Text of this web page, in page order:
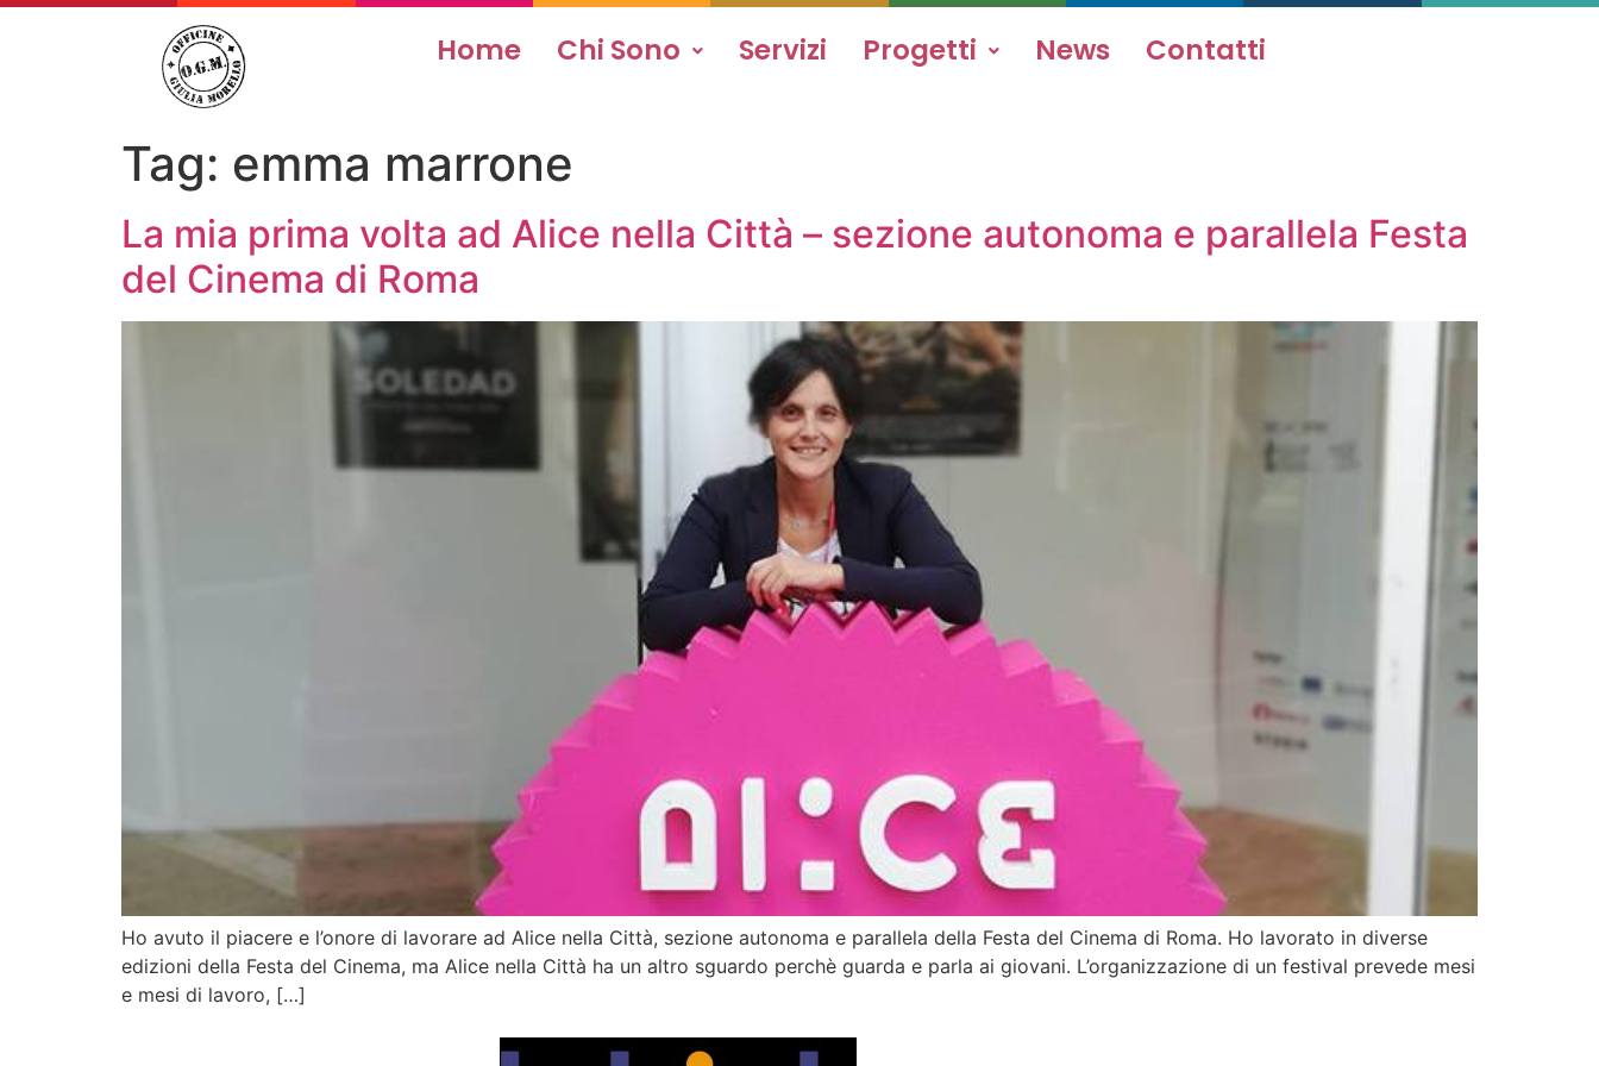
Home Chi Sono Servizi Progetti News Contatti
Tag: emma marrone
La mia prima volta ad Alice nella Città – sezione autonoma e parallela Festa
del Cinema di Roma
Ho avuto il piacere e l’onore di lavorare ad Alice nella Città, sezione autonoma e parallela della Festa del Cinema di Roma. Ho lavorato in diverse
edizioni della Festa del Cinema, ma Alice nella Città ha un altro sguardo perchè guarda e parla ai giovani. L’organizzazione di un festival prevede mesi
e mesi di lavoro, […]